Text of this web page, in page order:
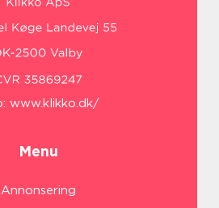
www.klikko.dk/
Menu
Annonsering